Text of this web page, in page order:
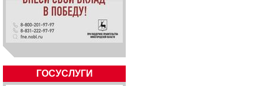
ГОСУСЛУГИ